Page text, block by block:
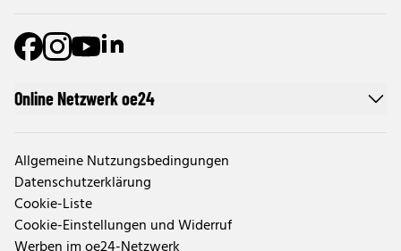
Online Netzwerk oe24
Allgemeine Nutzungsbedingungen
Datenschutzerklärung
Cookie-Liste
Cookie-Einstellungen und Widerruf